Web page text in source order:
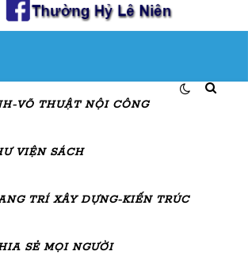
VÕ THUẬT NỘI CÔNG
VIỆN SÁCH
TRÍ XÂY DỰNG-KIẾN TRÚC
SẺ MỌI NGƯỜI